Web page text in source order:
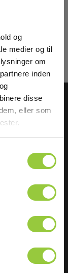
og
medier og til
om
inden
disse
eller som